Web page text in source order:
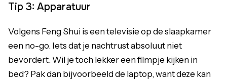
Tip 3: Apparatuur
Volgens Feng Shui is een televisie op de slaapkamer
een no-go. Iets dat je nachtrust absoluut niet
bevordert. Wil je toch lekker een filmpje kijken in
bed? Pak dan bijvoorbeeld de laptop, want deze kan